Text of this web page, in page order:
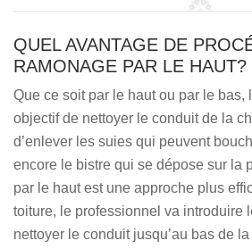
QUEL AVANTAGE DE
RAMONAGE PAR LE HAUT?
Que ce soit par le haut ou par le bas,
objectif de nettoyer le conduit de la
d’enlever les suies qui peuvent
encore le bistre qui se dépose sur la
par le haut est une approche plus
toiture, le professionnel va introduire
nettoyer le conduit jusqu’au bas de